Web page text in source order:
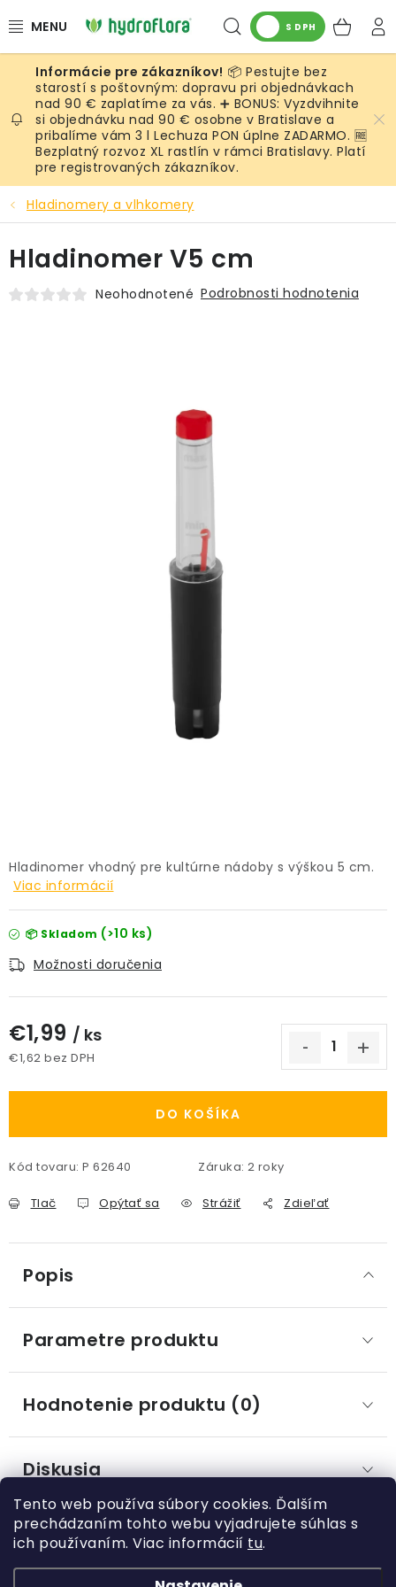
Tento web používa súbory cookies. Ďalším
prechádzaním tohto webu vyjadrujete súhlas s
ich používaním. Viac informácií tu.
na
Hľadať
S DPH
RASTLINY
UMELÉ RASTLINY
KVETINÁČE
SUBSTRÁTY A PRÍSLUŠENSTVO
SERVIS INTERIÉROVEJ ZELENE
MACHY
KVETINÁČE
Obchodné podmienky
Podmienky ochrany osobných údajov
O nás
Spôsoby platby
📦 Pestujte bez
starostí s poštovným: dopravu pri objednávkach
nad 90 € zaplatíme za vás. ➕ BONUS: Vyzdvihnite
si objednávku nad 90 € osobne v Bratislave a
pribalíme vám 3 l Lechuza PON úplne ZADARMO. 🆓
Bezplatný rozvoz XL rastlín v rámci Bratislavy. Platí
pre registrovaných zákazníkov.
Hladinomery a vlhkomery
Hladinomer vhodný pre kultúrne nádoby s výškou 5 cm.
Viac informácií
📦 Skladom (>10 ks)
Možnosti doručenia
€1,99 / ks
€1,62 bez DPH
DO KOŠÍKA
Kód tovaru: P 62640 Záruka: 2 roky
Tlač Opýtať sa Strážiť Zdieľať
Hladinomer V5 cm
Neohodnotené Podrobnosti hodnotenia
Popis
Parametre produktu
Hodnotenie produktu (0)
Diskusia
á